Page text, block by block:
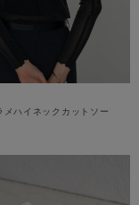
メハイネックカットソー